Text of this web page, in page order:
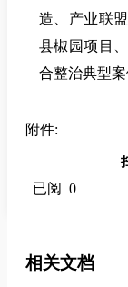
造、产业联
县椒园项目
合整治典型案
附件:
已阅 0
相关文档